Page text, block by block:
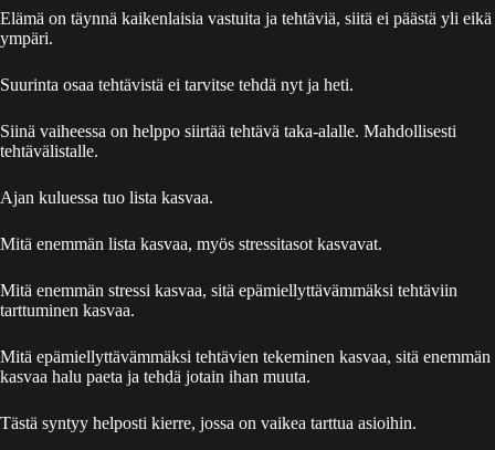
Elämä on täynnä kaikenlaisia vastuita ja tehtäviä, siitä ei päästä yli eikä
ympäri.
Suurinta osaa tehtävistä ei tarvitse tehdä nyt ja heti.
Siinä vaiheessa on helppo siirtää tehtävä taka-alalle. Mahdollisesti
tehtävälistalle.
Ajan kuluessa tuo lista kasvaa.
Mitä enemmän lista kasvaa, myös stressitasot kasvavat.
Mitä enemmän stressi kasvaa, sitä epämiellyttävämmäksi tehtäviin
tarttuminen kasvaa.
Mitä epämiellyttävämmäksi tehtävien tekeminen kasvaa, sitä enemmän
kasvaa halu paeta ja tehdä jotain ihan muuta.
Tästä syntyy helposti kierre, jossa on vaikea tarttua asioihin.